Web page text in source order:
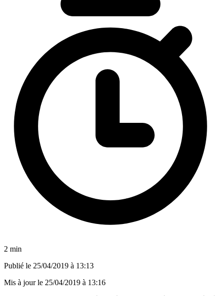
2 min
Publié le 25/04/2019 à 13:13
Mis à jour le 25/04/2019 à 13:16